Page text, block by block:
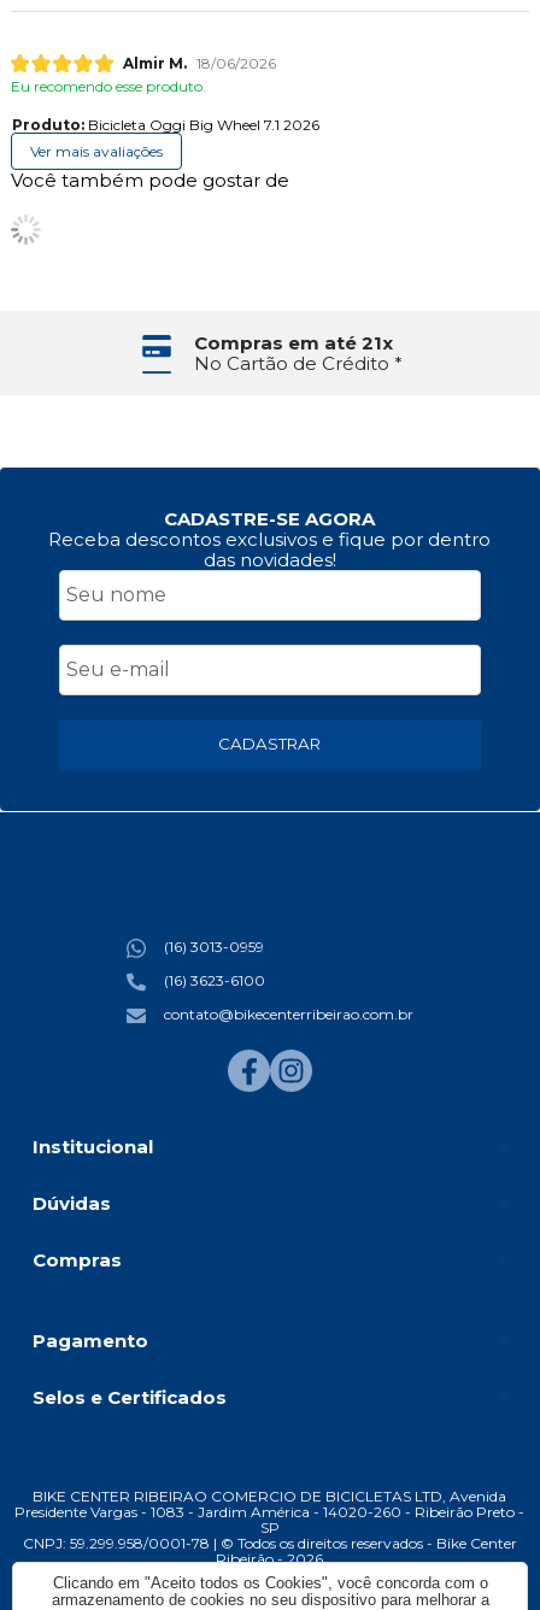
Almir M. 18/06/2026
Eu recomendo esse produto.
Produto:Bicicleta Oggi Big Wheel 7.1 2026
Ver mais avaliações
Você também pode gostar de
Compras em até 21x
No Cartão de Crédito *
CADASTRE-SE AGORA
Receba descontos exclusivos e fique por dentro
das novidades!
CADASTRAR
Institucional
Dúvidas
Compras
(16) 3013-0959
(16) 3623-6100
contato@bikecenterribeirao.com.br
Pagamento
Selos e Certificados
BIKE CENTER RIBEIRAO COMERCIO DE BICICLETAS LTD, Avenida
Presidente Vargas - 1083 - Jardim América - 14020-260 - Ribeirão Preto -
SP
CNPJ: 59.299.958/0001-78 | © Todos os direitos reservados - Bike Center
Ribeirão - 2026
Clicando em "Aceito todos os Cookies", você concorda com o
armazenamento de cookies no seu dispositivo para melhorar a